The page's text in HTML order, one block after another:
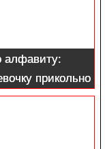
алфавиту:
прикольно